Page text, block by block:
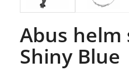
Abus helm
Shiny Blue